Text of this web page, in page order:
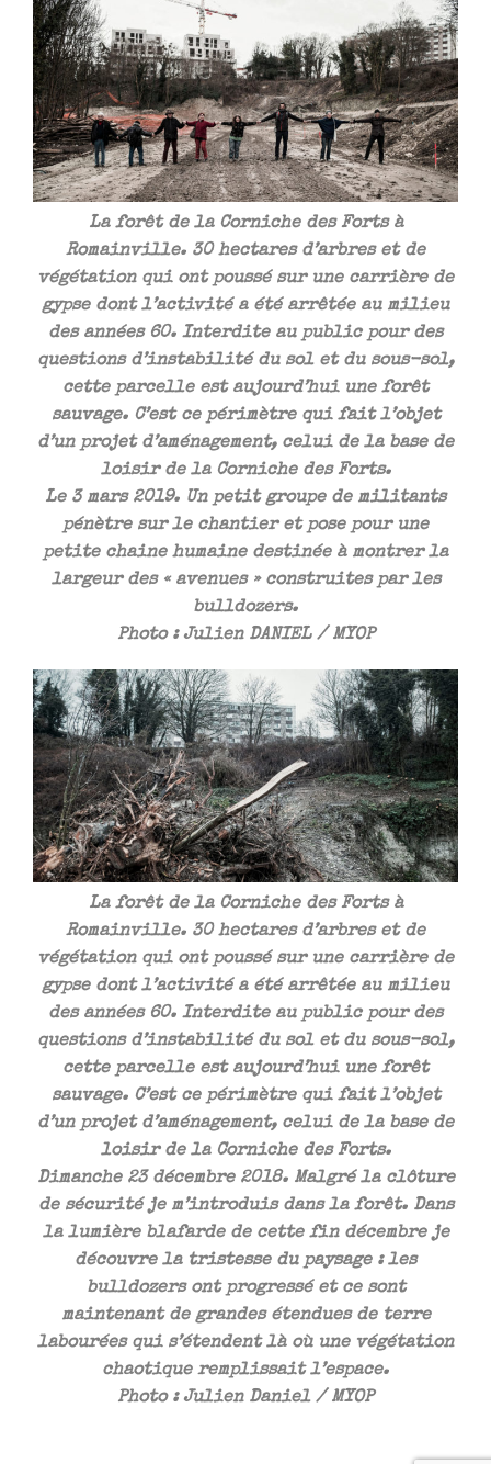
La forêt de la Corniche des Forts à
Romainville. 30 hectares d’arbres et de
végétation qui ont poussé sur une carrière de
gypse dont l’activité a été arrêtée au milieu
des années 60. Interdite au public pour des
questions d’instabilité du sol et du sous-sol,
cette parcelle est aujourd’hui une forêt
sauvage. C’est ce périmètre qui fait l’objet
d’un projet d’aménagement, celui de la base de
loisir de la Corniche des Forts.
Le 3 mars 2019. Un petit groupe de militants
pénètre sur le chantier et pose pour une
petite chaine humaine destinée à montrer la
largeur des « avenues » construites par les
bulldozers.
Photo : Julien DANIEL / MYOP
La forêt de la Corniche des Forts à
Romainville. 30 hectares d’arbres et de
végétation qui ont poussé sur une carrière de
gypse dont l’activité a été arrêtée au milieu
des années 60. Interdite au public pour des
questions d’instabilité du sol et du sous-sol,
cette parcelle est aujourd’hui une forêt
sauvage. C’est ce périmètre qui fait l’objet
d’un projet d’aménagement, celui de la base de
loisir de la Corniche des Forts.
Dimanche 23 décembre 2018. Malgré la clôture
de sécurité je m’introduis dans la forêt. Dans
la lumière blafarde de cette fin décembre je
découvre la tristesse du paysage : les
bulldozers ont progressé et ce sont
maintenant de grandes étendues de terre
labourées qui s’étendent là où une végétation
chaotique remplissait l’espace.
Photo : Julien Daniel / MYOP